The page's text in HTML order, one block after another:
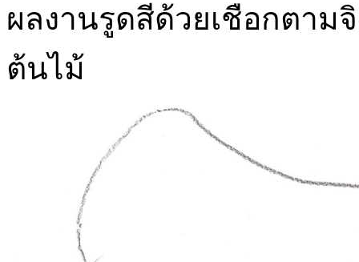
ผลงานรูดสีด้วยเชือกตาม
ต้นไม้